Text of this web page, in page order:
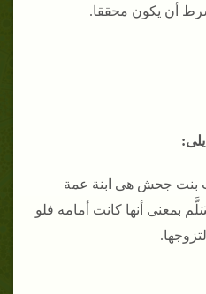
أن يكون محققا.
بنت جحش هى ابنة عمة
بمعنى أنها كانت أمامه فلو